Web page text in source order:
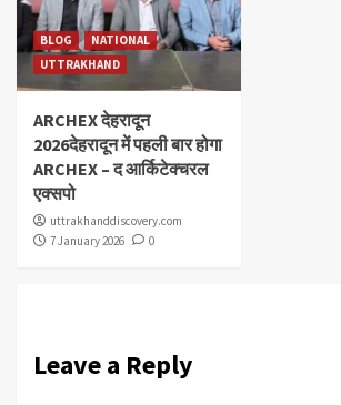
BLOG
NATIONAL
UTTRAKHAND
ARCHEX देहरादून
2026देहरादून में पहली बार होगा
ARCHEX – द आर्किटेक्चरल
एक्सपो
uttrakhanddiscovery.com
7 January 2026
0
Leave a Reply